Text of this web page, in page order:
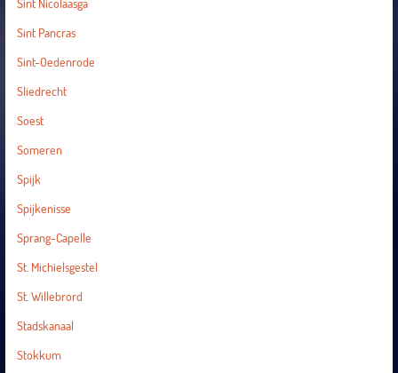
Sint Nicolaasga
Sint Pancras
Sint-Oedenrode
Sliedrecht
Soest
Someren
Spijk
Spijkenisse
Sprang-Capelle
St. Michielsgestel
St. Willebrord
Stadskanaal
Stokkum